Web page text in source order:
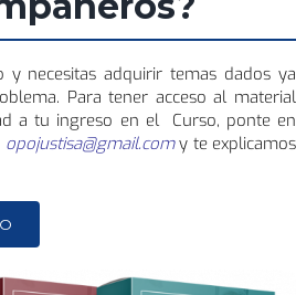
y necesitas adquirir temas dados ya
Para tener acceso al material
a tu ingreso en el Curso, ponte en
opojustisa@gmail.com y te explicamos